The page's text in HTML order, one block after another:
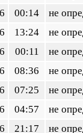
00:14
не
13:24
не
00:11
не
08:36
не
07:25
не
04:57
не
21:17
не